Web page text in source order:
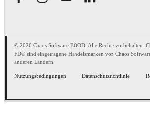
© 2026 Chaos Software EOOD. Alle Rechte vorbehalten.
FD® sind eingetragene Handelsmarken von Chaos
anderen Ländern.
Nutzungsbedingungen Datenschutzrichtlinie